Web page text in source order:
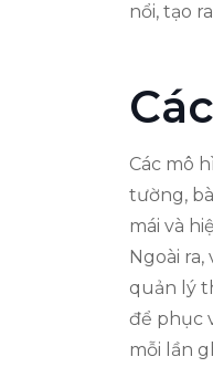
nổi, tạo
Các mô
tường,
mái và
Ngoài
quản lý
để phục
mỗi lần